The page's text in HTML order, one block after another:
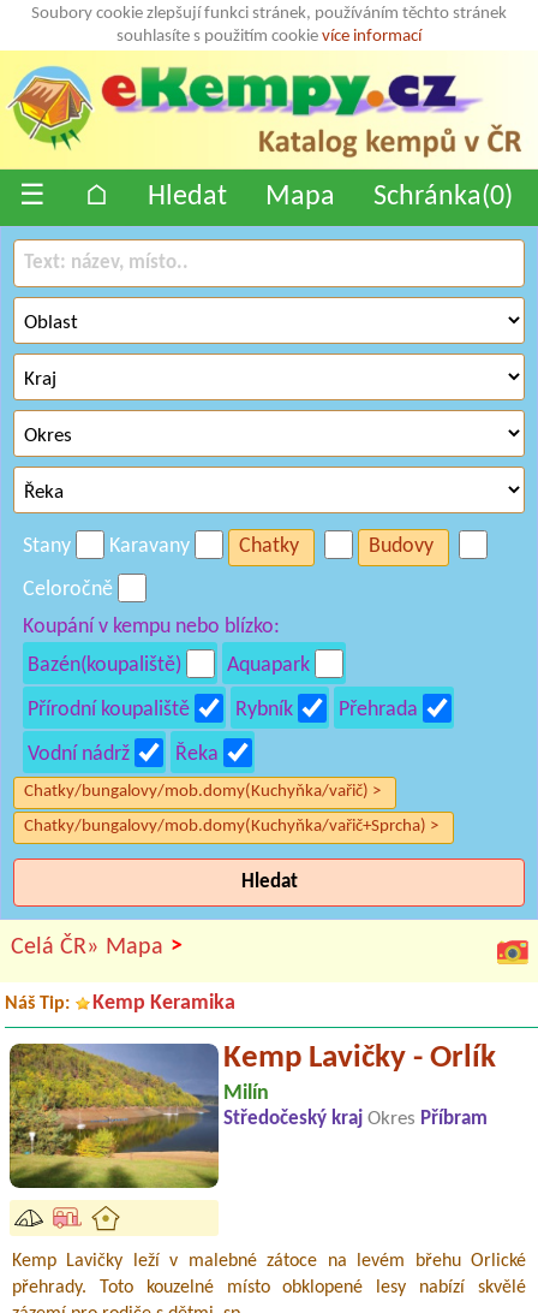
Soubory cookie zlepšují funkci stránek, používáním těchto stránek
souhlasíte s použitím cookie více informací
☰ ⌂ Hledat Mapa Schránka(0)
Stany Karavany Chatky
Budovy
Celoročně
Koupání v kempu nebo blízko:
Bazén(koupaliště)
Aquapark
Přírodní koupaliště
Rybník
Přehrada
Vodní nádrž
Řeka
Chatky/bungalovy/mob.domy(Kuchyňka/vařič) >
Chatky/bungalovy/mob.domy(Kuchyňka/vařič+Sprcha) >
Hledat
Celá ČR» Mapa >
Náš Tip: Kemp Keramika
Kemp Lavičky - Orlík
Milín
Středočeský kraj Okres Příbram
Kemp Lavičky leží v malebné zátoce na levém břehu Orlické
přehrady. Toto kouzelné místo obklopené lesy nabízí skvělé